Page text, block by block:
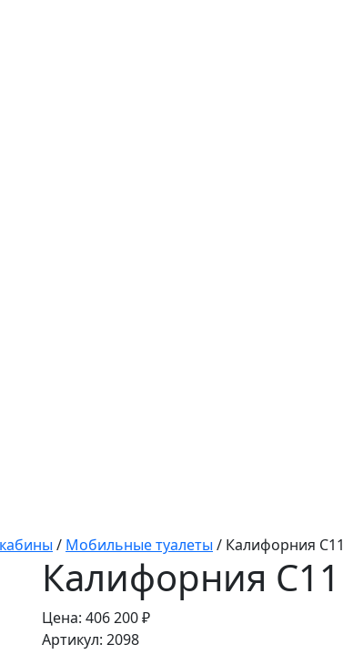
/ Мобильные туалеты / Калифорния С11
Калифорния С11
Цена: 406 200 ₽
Артикул: 2098